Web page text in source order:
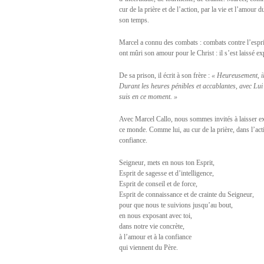
cur de la prière et de l’action, par la vie et l’amour
son temps.
Marcel a connu des combats : combats contre
ont mûri son amour pour le Christ : il s’est laissé
De sa prison, il écrit à son frère : « Heureusement,
Durant les heures pénibles et accablantes, avec
suis en ce moment. »
Avec Marcel Callo, nous sommes invités à laisser
ce monde. Comme lui, au cur de la prière, dans
confiance.
Seigneur, mets en nous ton Esprit,
Esprit de sagesse et d’intelligence,
Esprit de conseil et de force,
Esprit de connaissance et de crainte du Seigneur,
pour que nous te suivions jusqu’au bout,
en nous exposant avec toi,
dans notre vie concrète,
à l’amour et à la confiance
qui viennent du Père.